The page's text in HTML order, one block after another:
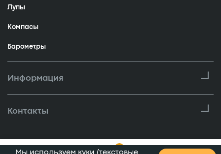
Лупы
Компасы
Барометры
Информация
Контакты
Мы используем куки (текстовые